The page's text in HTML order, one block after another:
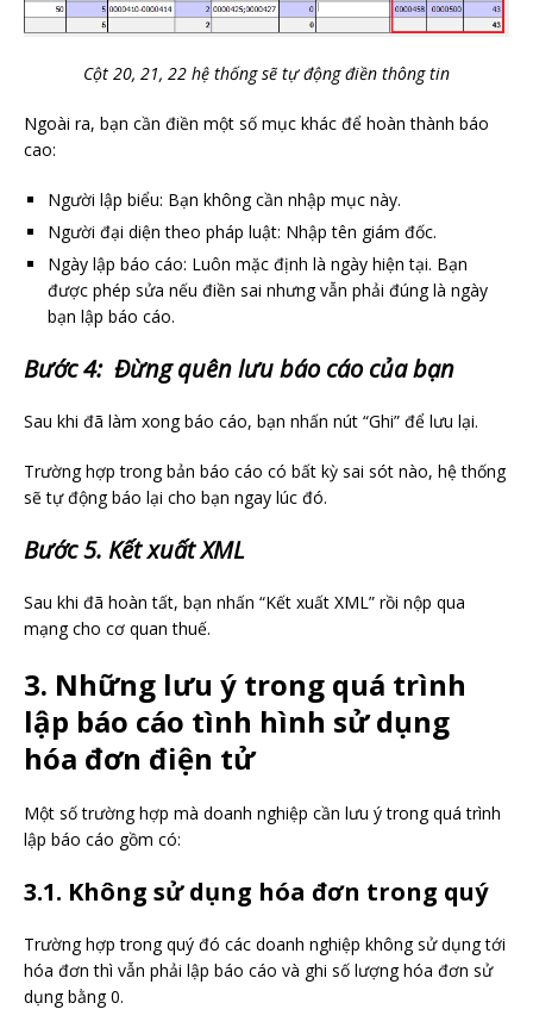
Cột 20, 21, 22 hệ thống sẽ tự động điền thông tin
Ngoài ra, bạn cần điền một số mục khác để hoàn thành báo
cao:
Người lập biểu: Bạn không cần nhập mục này.
Người đại diện theo pháp luật: Nhập tên giám đốc.
Ngày lập báo cáo: Luôn mặc định là ngày hiện tại. Bạn
được phép sửa nếu điền sai nhưng vẫn phải đúng là ngày
bạn lập báo cáo.
Bước 4: Đừng quên lưu báo cáo của bạn
Sau khi đã làm xong báo cáo, bạn nhấn nút “Ghi” để lưu lại.
Trường hợp trong bản báo cáo có bất kỳ sai sót nào, hệ thống
sẽ tự động báo lại cho bạn ngay lúc đó.
Bước 5. Kết xuất XML
Sau khi đã hoàn tất, bạn nhấn “Kết xuất XML” rồi nộp qua
mạng cho cơ quan thuế.
3. Những lưu ý trong quá trình
lập báo cáo tình hình sử dụng
hóa đơn điện tử
Một số trường hợp mà doanh nghiệp cần lưu ý trong quá trình
lập báo cáo gồm có:
3.1. Không sử dụng hóa đơn trong quý
Trường hợp trong quý đó các doanh nghiệp không sử dụng tới
hóa đơn thì vẫn phải lập báo cáo và ghi số lượng hóa đơn sử
dụng bằng 0.